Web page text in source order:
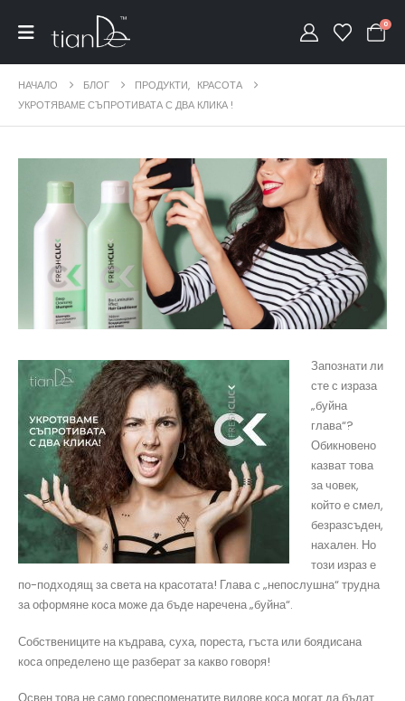
0
НАЧАЛО БЛОГ ПРОДУКТИ, КРАСОТА
УКРОТЯВАМЕ СЪПРОТИВАТА С ДВА КЛИКА !
Запознати ли
сте с израза
„буйна
глава“?
Обикновено
казват това
за човек,
който е смел,
безразсъден,
нахален. Но
този израз е
по-подходящ за света на красотата! Глава с „непослушна“ трудна
за оформяне коса може да бъде наречена „буйна“.
Собствениците на къдрава, суха, пореста, гъста или боядисана
коса определено ще разберат за какво говоря!